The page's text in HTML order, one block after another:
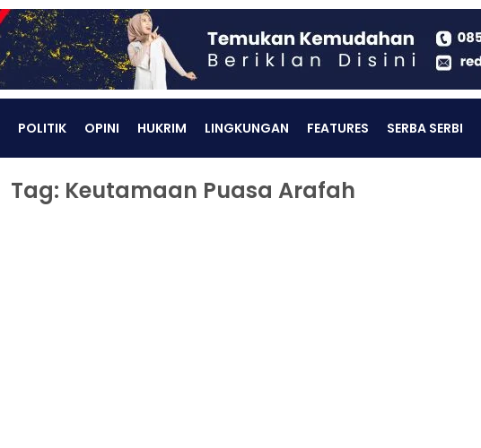
POLITIK OPINI HUKRIM LINGKUNGAN FEATURES SERBA SERBI
Tag: Keutamaan Puasa Arafah